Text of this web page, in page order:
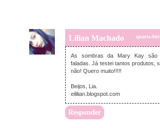
Lilian Machado quarta-
As sombras da Mary Kay são
faladas. Já testei tantos produtos,
não! Quero muito!!!!!
Beijos, Lia.
eililian.blogspot.com
Responder